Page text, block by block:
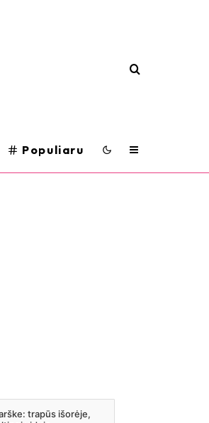
Populiaru